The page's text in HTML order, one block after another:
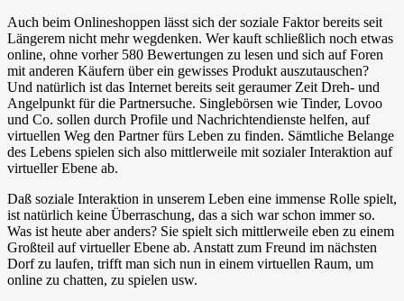
Auch beim Onlineshoppen lässt sich der soziale Faktor bereits seit
Längerem nicht mehr wegdenken. Wer kauft schließlich noch etwas
online, ohne vorher 580 Bewertungen zu lesen und sich auf Foren
mit anderen Käufern über ein gewisses Produkt auszutauschen?
Und natürlich ist das Internet bereits seit geraumer Zeit Dreh- und
Angelpunkt für die Partnersuche. Singlebörsen wie Tinder, Lovoo
und Co. sollen durch Profile und Nachrichtendienste helfen, auf
virtuellen Weg den Partner fürs Leben zu finden. Sämtliche Belange
des Lebens spielen sich also mittlerweile mit sozialer Interaktion auf
virtueller Ebene ab.
Daß soziale Interaktion in unserem Leben eine immense Rolle spielt,
ist natürlich keine Überraschung, das a sich war schon immer so.
Was ist heute aber anders? Sie spielt sich mittlerweile eben zu einem
Großteil auf virtueller Ebene ab. Anstatt zum Freund im nächsten
Dorf zu laufen, trifft man sich nun in einem virtuellen Raum, um
online zu chatten, zu spielen usw.